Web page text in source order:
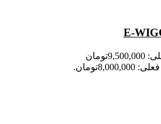
قیمت اصلی: 9,500,000تومان